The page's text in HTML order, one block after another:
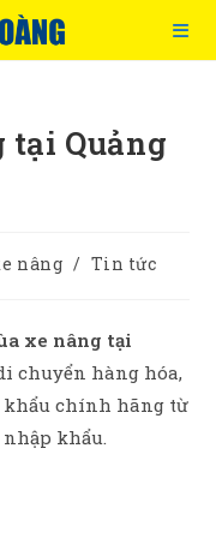
tại Quảng
nâng / Tin tức
xe nâng tại
chuyển hàng hóa,
khẩu chính hãng từ
khẩu.